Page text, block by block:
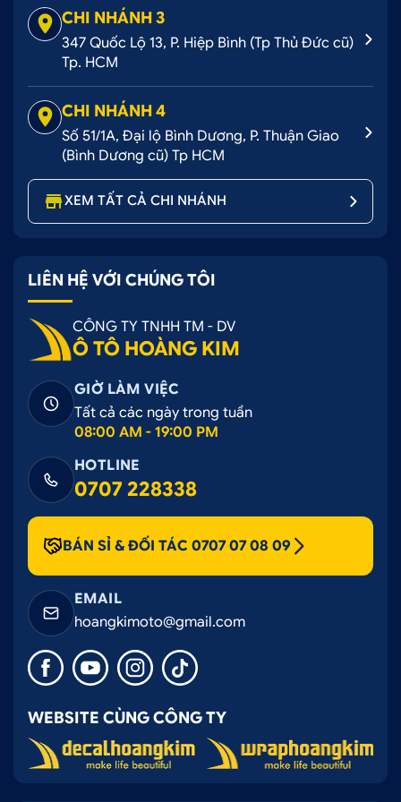
bề mặt taplo của xe thêm sang trọng.
Thiết kế chuẩn theo từng Fom xe.
Chất liệuthảm taplo cacbon Sonata
được làm bằngcacbon
mềm mại, mịn màng, đặc biệt là có khả năng
thấm nước, vệ sinh dễ dàng, không tạo ảnh, giá
II. Địa chỉ bán thảm taplo cacbon Sonata
giá rẻ uy tín nhất
trang trí nội – ngoại thất ô tô chuyên nghiệp.
CHI NHÁNH 3
347 Quốc Lộ 13, P. Hiệp Bình (Tp Thủ Đức cũ)
Tp. HCM
CHI NHÁNH 4
Số 51/1A, Đại lộ Bình Dương, P. Thuận Giao
(Bình Dương cũ) Tp HCM
XEM TẤT CẢ CHI NHÁNH
LIÊN HỆ VỚI CHÚNG TÔI
CÔNG TY TNHH TM - DV
Ô TÔ HOÀNG KIM
GIỜ LÀM VIỆC
Tất cả các ngày trong tuần
08:00 AM - 19:00 PM
HOTLINE
0707 228338
BÁN SỈ & ĐỐI TÁC 0707 07 08 09
EMAIL
hoangkimoto@gmail.com
WEBSITE CÙNG CÔNG TY